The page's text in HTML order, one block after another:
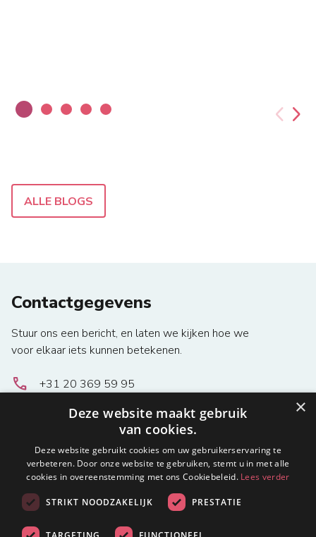
ALLE BLOGS
Contactgegevens
Stuur ons een bericht, en laten we kijken hoe we
voor elkaar iets kunnen betekenen.
local_phone +31 20 369 59 95
Unit G1331, Keurenplein 41, 1069 CD Amsterdam
Essentiële Informatie
voorwaarden en
Direct naar
×
Deze website maakt gebruik
van cookies.
Deze website gebruikt cookies om uw gebruikerservaring te
verbeteren. Door onze website te gebruiken, stemt u in met alle
cookies in overeenstemming met ons Cookiebeleid. Lees verder
STRIKT NOODZAKELIJK PRESTATIE